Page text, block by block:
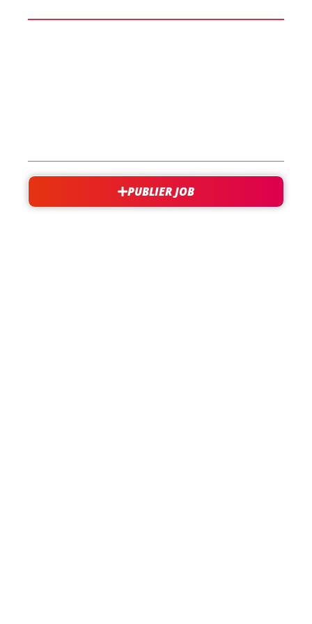
PUBLIER JOB